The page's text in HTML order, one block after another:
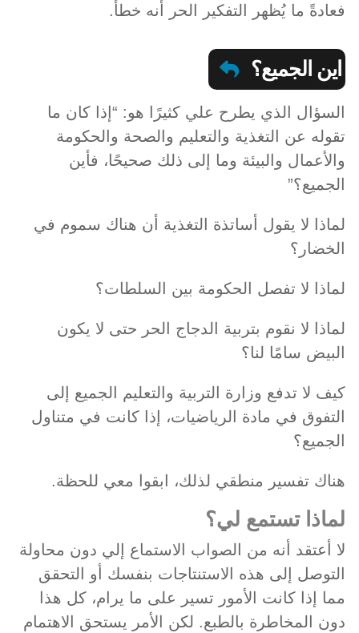
فعادةً ما يُظهر التفكير الحر أنه خطأ.
اين الجميع؟
السؤال الذي يطرح علي كثيرًا هو: “إذا كان ما
تقوله عن التغذية والتعليم والصحة والحكومة
والأعمال والبيئة وما إلى ذلك صحيحًا، فأين
الجميع؟”
لماذا لا يقول أساتذة التغذية أن هناك سموم في
الخضار؟
لماذا لا تفصل الحكومة بين السلطات؟
لماذا لا نقوم بتربية الدجاج الحر حتى لا يكون
البيض سامًا لنا؟
كيف لا تدفع وزارة التربية والتعليم الجميع إلى
التفوق في مادة الرياضيات، إذا كانت في متناول
الجميع؟
هناك تفسير منطقي لذلك، ابقوا معي للحظة.
لماذا تستمع لي؟
لا أعتقد أنه من الصواب الاستماع إلي دون محاولة
التوصل إلى هذه الاستنتاجات بنفسك أو التحقق
مما إذا كانت الأمور تسير على ما يرام، كل هذا
دون المخاطرة بالطبع. لكن الأمر يستحق الاهتمام